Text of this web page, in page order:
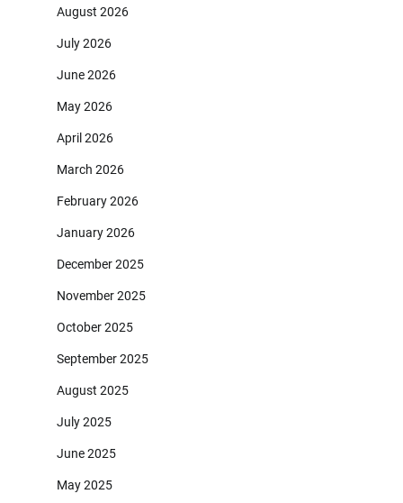
August 2026
July 2026
June 2026
May 2026
April 2026
March 2026
February 2026
January 2026
December 2025
November 2025
October 2025
September 2025
August 2025
July 2025
June 2025
May 2025